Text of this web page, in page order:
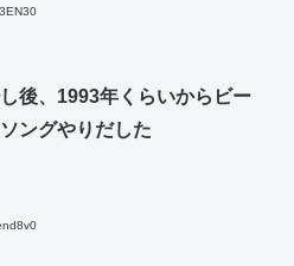
後、1993年くらいからビー
ングやりだした